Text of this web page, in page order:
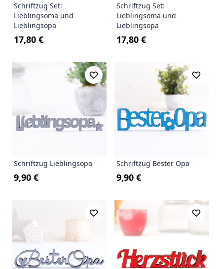
Schriftzug Set:
Lieblingsoma und
Lieblingsopa
17,80 €
Schriftzug Set:
Lieblingsoma und
Lieblingsopa
17,80 €
Schriftzug Lieblingsopa
9,90 €
Schriftzug Bester Opa
9,90 €